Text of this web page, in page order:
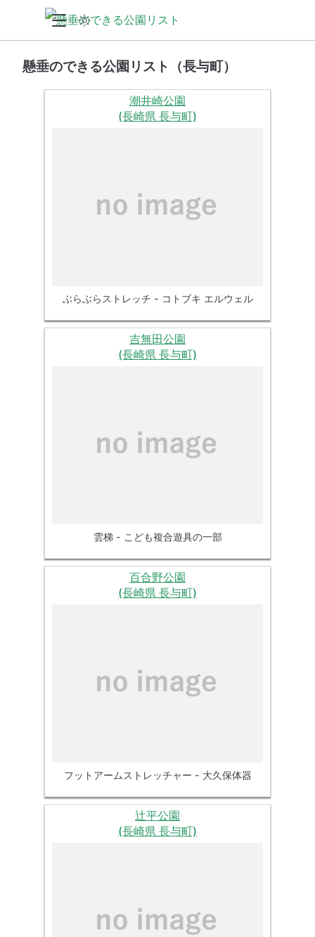
懸垂のできる公園リスト（長与町）
潮井崎公園
(長崎県 長与町)
ぶらぶらストレッチ - コトブキ エルウェル
吉無田公園
(長崎県 長与町)
雲梯 - こども複合遊具の一部
百合野公園
(長崎県 長与町)
フットアームストレッチャー - 大久保体器
辻平公園
(長崎県 長与町)